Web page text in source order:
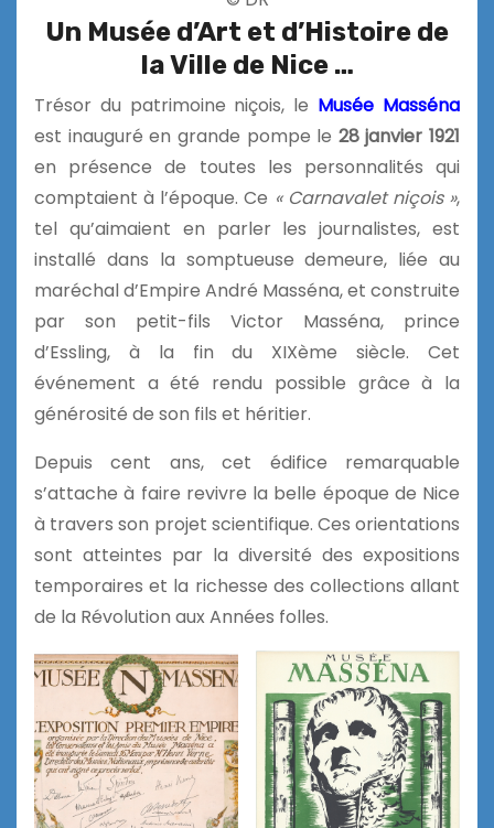
Un Musée d’Art et d’Histoire de
la Ville de Nice …
Trésor du patrimoine niçois, le Musée Masséna
est inauguré en grande pompe le 28 janvier 1921
en présence de toutes les personnalités qui
comptaient à l’époque. Ce « Carnavalet niçois »,
tel qu’aimaient en parler les journalistes, est
installé dans la somptueuse demeure, liée au
maréchal d’Empire André Masséna, et construite
par son petit-fils Victor Masséna, prince
d’Essling, à la fin du XIXème siècle. Cet
événement a été rendu possible grâce à la
générosité de son fils et héritier.
Depuis cent ans, cet édifice remarquable
s’attache à faire revivre la belle époque de Nice
à travers son projet scientifique. Ces orientations
sont atteintes par la diversité des expositions
temporaires et la richesse des collections allant
de la Révolution aux Années folles.